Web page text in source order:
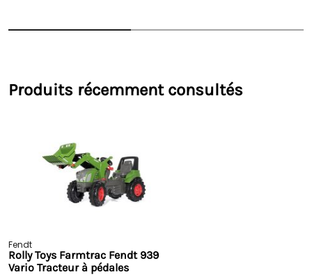
Produits récemment consultés
Fendt
Rolly Toys Farmtrac Fendt 939
Vario Tracteur à pédales